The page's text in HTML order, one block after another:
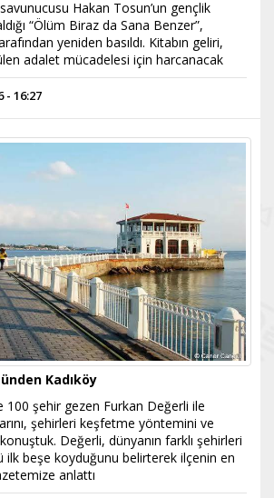
Hakan Tosun’un gençlik
“Ölüm Biraz da Sana Benzer”,
yeniden basıldı. Kitabın geliri,
adalet mücadelesi için harcanacak
- 16:27
Kadıköy
100 şehir gezen Furkan Değerli ile
şehirleri keşfetme yöntemini ve
konuştuk. Değerli, dünyanın farklı şehirleri
ilk beşe koyduğunu belirterek ilçenin en
anlattı